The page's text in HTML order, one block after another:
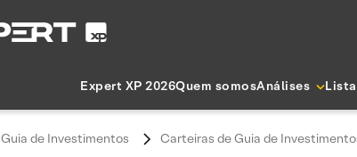
Expert XP 2026Quem somosAnálises
Guia de Investimentos Carteiras de Guia de